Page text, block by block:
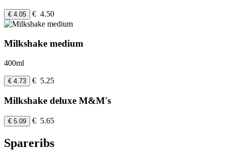
€ 4.05 € 4.50
Milkshake medium
400ml
€ 4.73 € 5.25
Milkshake deluxe M&M's
€ 5.09 € 5.65
Spareribs